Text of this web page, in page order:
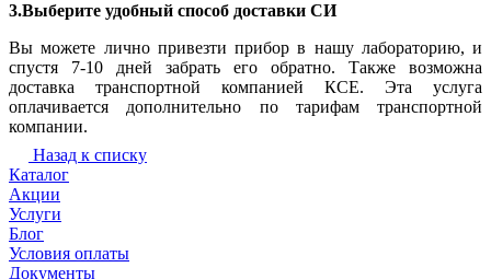
3.Выберите удобный способ доставки СИ
Вы можете лично привезти прибор в нашу лабораторию, и
спустя 7-10 дней забрать его обратно. Также возможна
доставка транспортной компанией КСЕ. Эта услуга
оплачивается дополнительно по тарифам транспортной
компании.
Назад к списку
Каталог
Акции
Услуги
Блог
Условия оплаты
Документы